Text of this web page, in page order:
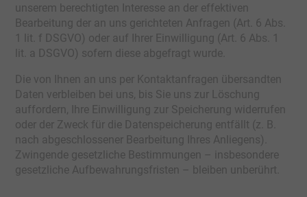
unserem berechtigten Interesse an der effektiven
Bearbeitung der an uns gerichteten Anfragen (Art. 6 Abs.
1 lit. f DSGVO) oder auf Ihrer Einwilligung (Art. 6 Abs. 1
lit. a DSGVO) sofern diese abgefragt wurde.
Die von Ihnen an uns per Kontaktanfragen übersandten
Daten verbleiben bei uns, bis Sie uns zur Löschung
auffordern, Ihre Einwilligung zur Speicherung widerrufen
oder der Zweck für die Datenspeicherung entfällt (z. B.
nach abgeschlossener Bearbeitung Ihres Anliegens).
Zwingende gesetzliche Bestimmungen – insbesondere
gesetzliche Aufbewahrungsfristen – bleiben unberührt.